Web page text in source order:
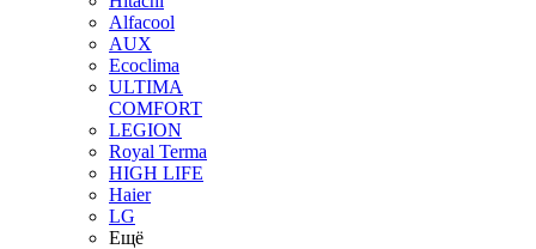
Alfacool
AUX
Ecoclima
ULTIMA
COMFORT
LEGION
Royal Terma
HIGH LIFE
Haier
LG
Ещё